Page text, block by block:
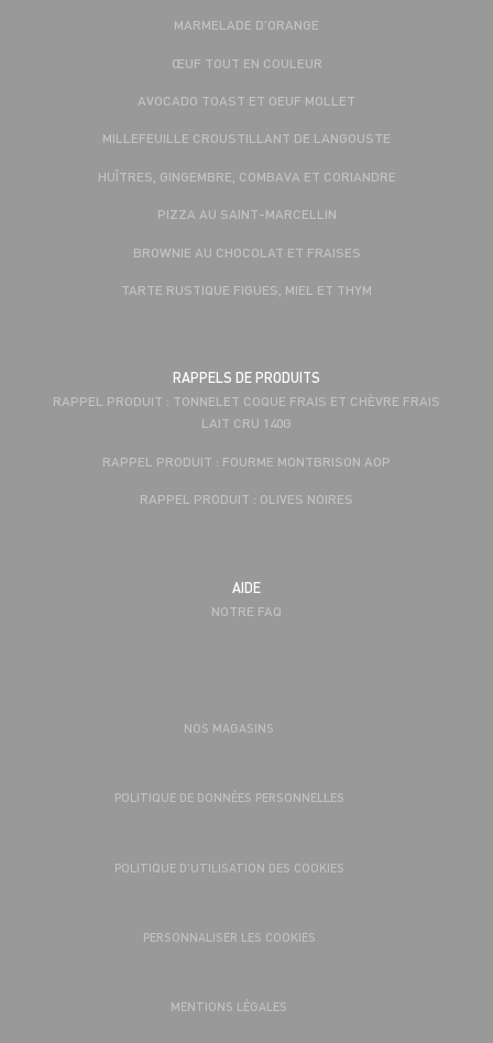
MARMELADE D’ORANGE
ŒUF TOUT EN COULEUR
AVOCADO TOAST ET OEUF MOLLET
MILLEFEUILLE CROUSTILLANT DE LANGOUSTE
HUÎTRES, GINGEMBRE, COMBAVA ET CORIANDRE
PIZZA AU SAINT-MARCELLIN
BROWNIE AU CHOCOLAT ET FRAISES
TARTE RUSTIQUE FIGUES, MIEL ET THYM
RAPPELS DE PRODUITS
RAPPEL PRODUIT : TONNELET COQUE FRAIS ET CHÈVRE FRAIS
LAIT CRU 140G
RAPPEL PRODUIT : FOURME MONTBRISON AOP
RAPPEL PRODUIT : OLIVES NOIRES
AIDE
NOTRE FAQ
NOS MAGASINS
POLITIQUE DE DONNÉES PERSONNELLES
POLITIQUE D’UTILISATION DES COOKIES
PERSONNALISER LES COOKIES
MENTIONS LÉGALES